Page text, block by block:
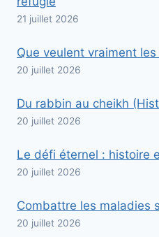
21 juillet 2026
Que veulent vraiment les
20 juillet 2026
Du rabbin au cheikh
20 juillet 2026
Le défi éternel : histoire
20 juillet 2026
Combattre les maladies
20 juillet 2026